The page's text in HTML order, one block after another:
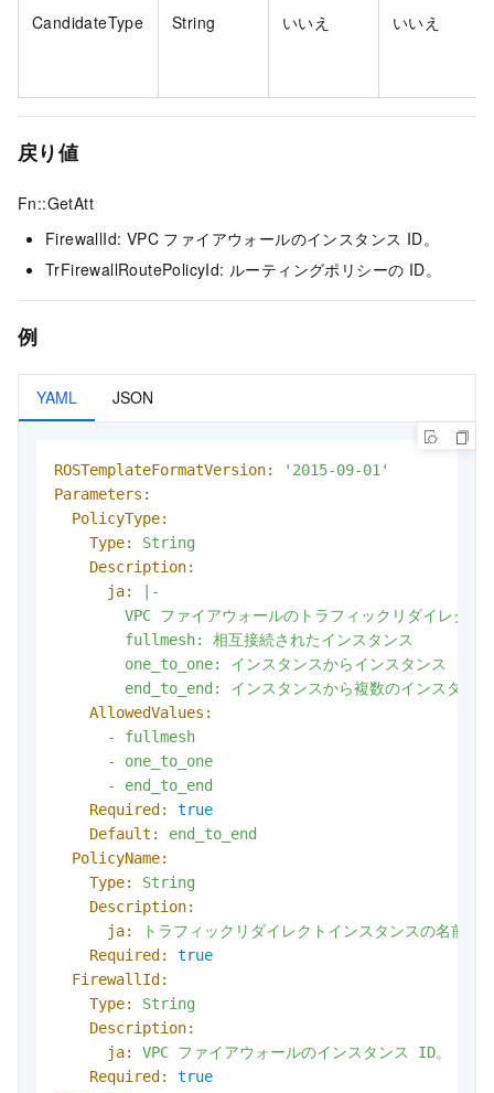
CandidateType String いいえ いいえ
戻り値
Fn::GetAtt
FirewallId: VPC ファイアウォールのインスタンス ID。
TrFirewallRoutePolicyId: ルーティングポリシーの ID。
例
YAML JSON
ROSTemplateFormatVersion:
'2015-09-01'
Parameters:
PolicyType:
Type:
String
Description:
ja:
|-
VPC ファイアウォールのトラフィックリダイレクト
        fullmesh: 相互接続されたインスタンス
        one_to_one: インスタンスからインスタンス
AllowedValues:
-
fullmesh
-
one_to_one
-
end_to_end
Required:
true
Default:
end_to_end
PolicyName:
Type:
String
Description:
ja:
トラフィックリダイレクトインスタンスの名前。
Required:
true
FirewallId:
Type:
String
Description:
ja:
VPC ファイアウォールのインスタンス
ID。
Required:
true